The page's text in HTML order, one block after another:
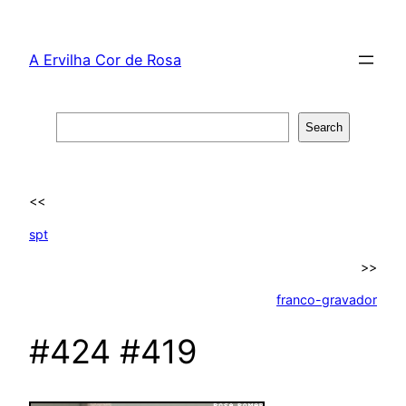
content
A Ervilha Cor de Rosa
Search
<<
spt
>>
franco-gravador
#424 #419